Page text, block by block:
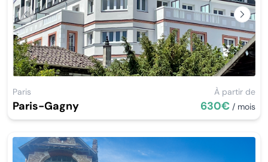
Previous Next
Paris
Paris-Gagny
À partir de
630€ / mois